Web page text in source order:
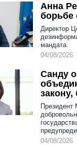
Анна
борьбе
Директор
мандата.
04/08/2026
Санду
04/08/2026